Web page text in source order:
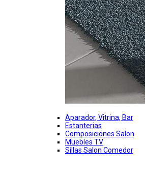
Aparador, Vitrina, Bar
Estanterias
Composiciones Salon
Muebles TV
Sillas Salon Comedor